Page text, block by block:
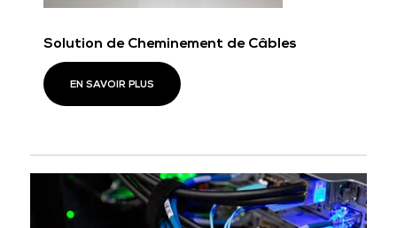
Solution de Cheminement de Câbles
EN SAVOIR PLUS